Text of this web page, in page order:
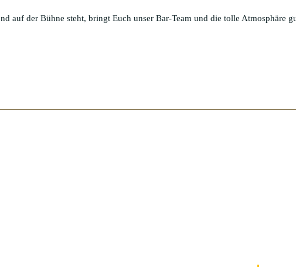
auf der Bühne steht, bringt Euch unser Bar-Team und die tolle Atmosphäre